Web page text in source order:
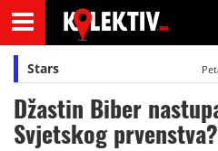
Stars
Džastin Biber
Svjetskog prvenstva?